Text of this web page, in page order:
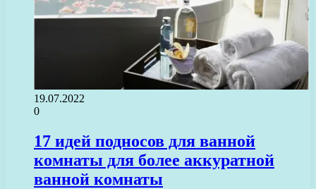
19.07.2022
0
17 идей подносов для ванной
комнаты для более аккуратной
ванной комнаты